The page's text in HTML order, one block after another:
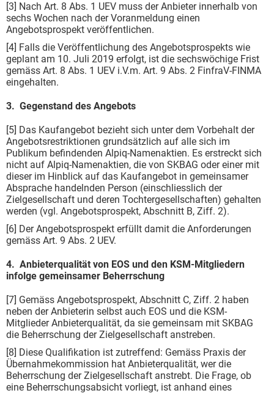
[3] Nach Art. 8 Abs. 1 UEV muss der Anbieter innerhalb von
sechs Wochen nach der Voranmeldung einen
Angebotsprospekt veröffentlichen.
[4] Falls die Veröffentlichung des Angebotsprospekts wie
geplant am 10. Juli 2019 erfolgt, ist die sechswöchige Frist
gemäss Art. 8 Abs. 1 UEV i.V.m. Art. 9 Abs. 2 FinfraV-FINMA
eingehalten.
3. Gegenstand des Angebots
[5] Das Kaufangebot bezieht sich unter dem Vorbehalt der
Angebotsrestriktionen grundsätzlich auf alle sich im
Publikum befindenden Alpiq-Namenaktien. Es erstreckt sich
nicht auf Alpiq-Namenaktien, die von SKBAG oder einer mit
dieser im Hinblick auf das Kaufangebot in gemeinsamer
Absprache handelnden Person (einschliesslich der
Zielgesellschaft und deren Tochtergesellschaften) gehalten
werden (vgl. Angebotsprospekt, Abschnitt B, Ziff. 2).
[6] Der Angebotsprospekt erfüllt damit die Anforderungen
gemäss Art. 9 Abs. 2 UEV.
4. Anbieterqualität von EOS und den KSM-Mitgliedern
infolge gemeinsamer Beherrschung
[7] Gemäss Angebotsprospekt, Abschnitt C, Ziff. 2 haben
neben der Anbieterin selbst auch EOS und die KSM-
Mitglieder Anbieterqualität, da sie gemeinsam mit SKBAG
die Beherrschung der Zielgesellschaft anstreben.
[8] Diese Qualifikation ist zutreffend: Gemäss Praxis der
Übernahmekommission hat Anbieterqualität, wer die
Beherrschung der Zielgesellschaft anstrebt. Die Frage, ob
eine Beherrschungsabsicht vorliegt, ist anhand eines